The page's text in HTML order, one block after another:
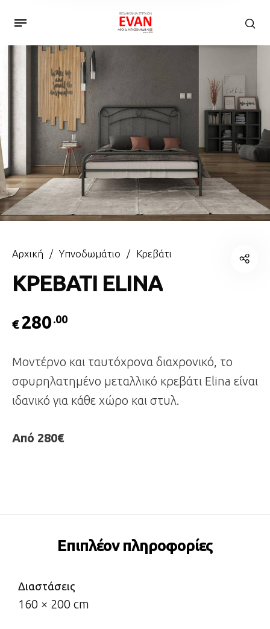
Αρχική / Υπνοδωμάτιο / Κρεβάτι
ΚΡΕΒΑΤΙ ELINA
€280 .00
Μοντέρνο και ταυτόχρονα διαχρονικό, το
σφυρηλατηµένο µεταλλικό κρεβάτι Elina είναι
ιδανικό για κάθε χώρο και στυλ.
Από 280€
Επιπλέον πληροφορίες
Διαστάσεις
160 × 200 cm